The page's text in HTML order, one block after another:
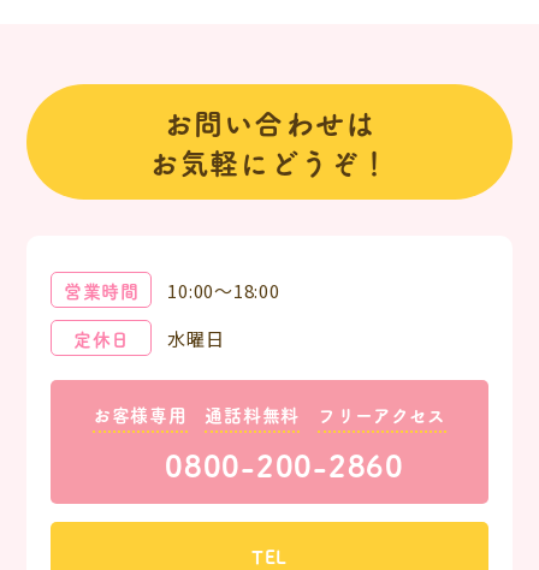
お問い合わせは
お気軽にどうぞ！
営業時間
10:00～18:00
定休日
水曜日
お客様専用 通話料無料 フリーアクセス
0800-200-2860
TEL